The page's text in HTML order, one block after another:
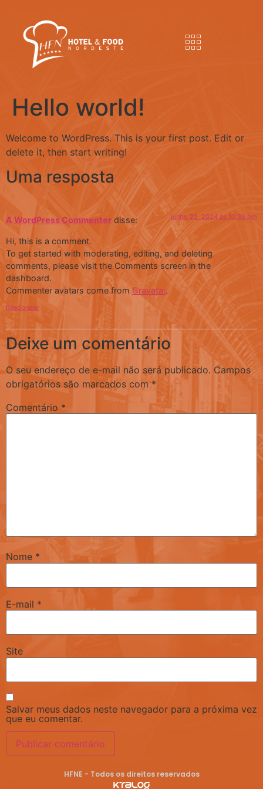
Hello world!
Welcome to WordPress. This is your first post. Edit or
delete it, then start writing!
Uma resposta
A WordPress Commenter disse: junho 22, 2024 às 10:38 pm
Hi, this is a comment.
To get started with moderating, editing, and deleting
comments, please visit the Comments screen in the
dashboard.
Commenter avatars come from Gravatar.
Responder
Deixe um comentário
O seu endereço de e-mail não será publicado. Campos
obrigatórios são marcados com*
Comentário *
Nome *
E-mail *
Site
Salvar meus dados neste navegador para a próxima vez
que eu comentar.
HFNE - Todos os direitos reservados